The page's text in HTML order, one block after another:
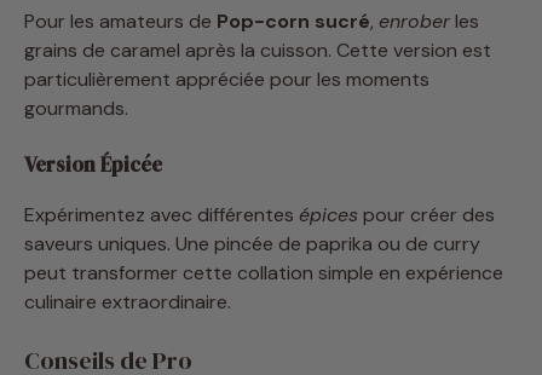
particulièrement appréciée pour les moments
gourmands.
Version Épicée
Expérimentez avec différentes
peut transformer cette collation simple en expérience
culinaire extraordinaire.
Conseils de Pro
Pour obtenir lesmeilleurs